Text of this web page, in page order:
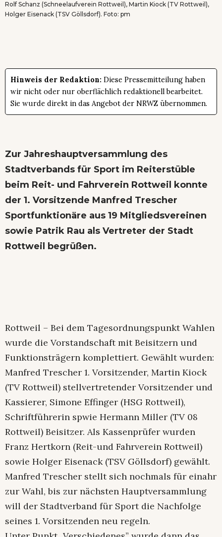
Rolf Schanz (Schneelaufverein Rottweil), Martin Kiock (TV Rottweil),
Holger Eisenack (TSV Göllsdorf). Foto: pm
Hinweis der Redaktion: Diese Pressemitteilung haben
wir nicht oder nur oberflächlich redaktionell bearbeitet.
Sie wurde direkt in das Angebot der NRWZ übernommen.
Zur Jahreshauptversammlung des
Stadtverbands für Sport im Reiterstüble
beim Reit- und Fahrverein Rottweil konnte
der 1. Vorsitzende Manfred Trescher
Sportfunktionäre aus 19 Mitgliedsvereinen
sowie Patrik Rau als Vertreter der Stadt
Rottweil begrüßen.
Rottweil – Bei dem Tagesordnungspunkt Wahlen
wurde die Vorstandschaft mit Beisitzern und
Funktionsträgern komplettiert. Gewählt wurden:
Manfred Trescher 1. Vorsitzender, Martin Kiock
(TV Rottweil) stellvertretender Vorsitzender und
Kassierer, Simone Effinger (HSG Rottweil),
Schriftführerin spwie Hermann Miller (TV 08
Rottweil) Beisitzer. Als Kassenprüfer wurden
Franz Hertkorn (Reit-und Fahrverein Rottweil)
sowie Holger Eisenack (TSV Göllsdorf) gewählt.
Manfred Trescher stellt sich nochmals für einahr
zur Wahl, bis zur nächsten Hauptversammlung
will der Stadtverband für Sport die Nachfolge
seines 1. Vorsitzenden neu regeln.